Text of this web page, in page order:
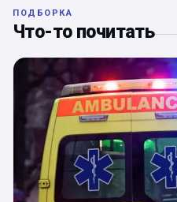
ПОДБОРКА
Что-то почитать